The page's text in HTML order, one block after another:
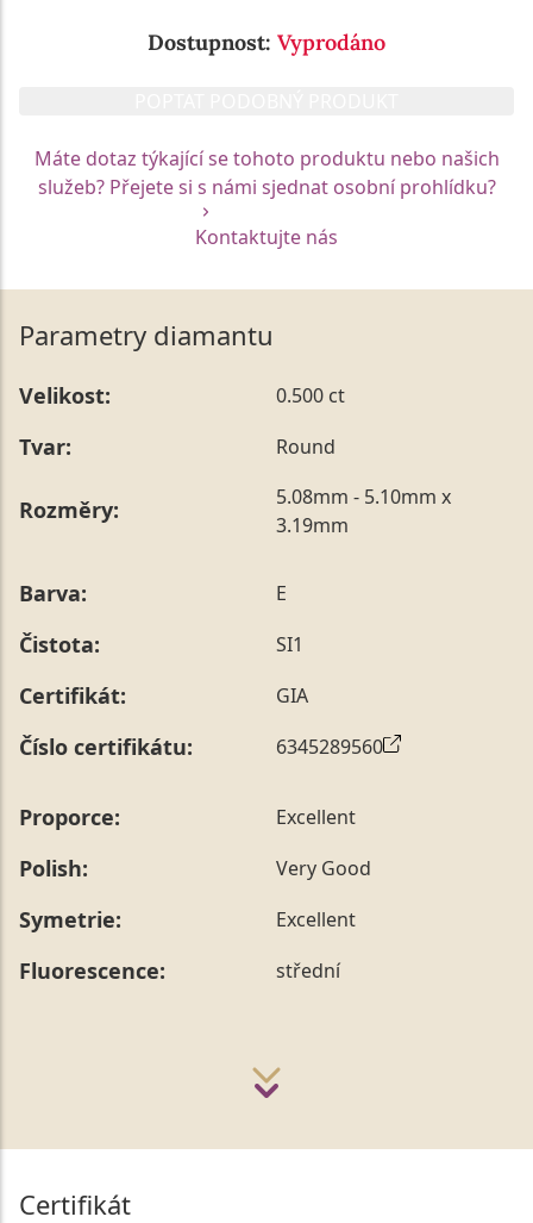
Dostupnost: Vyprodáno
Máte dotaz týkající se tohoto produktu nebo našich
služeb? Přejete si s námi sjednat osobní prohlídku?
Kontaktujte nás
Parametry diamantu
Velikost: 0.500 ct
Tvar: Round
Rozměry:
5.08mm - 5.10mm x
3.19mm
Barva: E
Čistota: SI1
Certifikát: GIA
Číslo certifikátu: 6345289560
Proporce: Excellent
Polish: Very Good
Symetrie: Excellent
Fluorescence: střední
Certifikát